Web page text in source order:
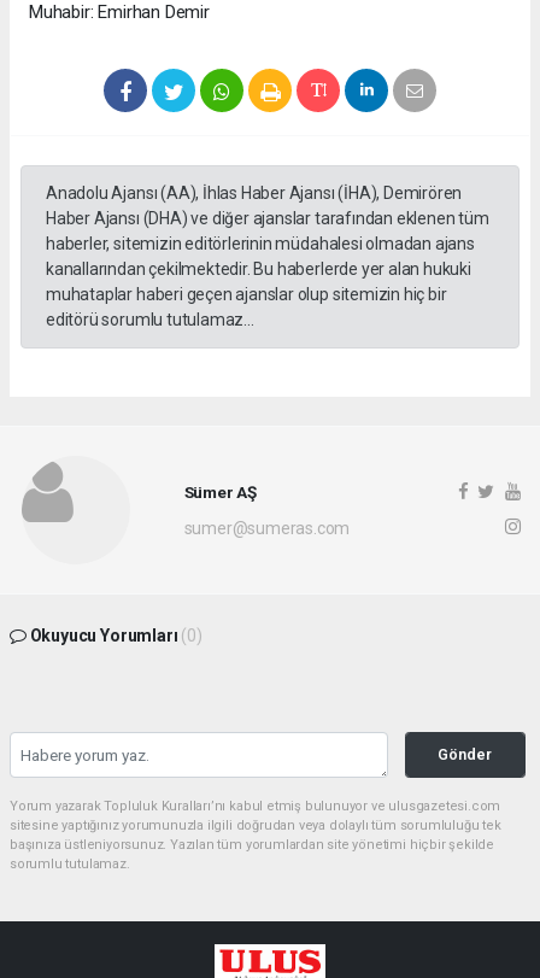
Muhabir: Emirhan Demir
Anadolu Ajansı (AA), İhlas Haber Ajansı (İHA), Demirören
Haber Ajansı (DHA) ve diğer ajanslar tarafından eklenen tüm
haberler, sitemizin editörlerinin müdahalesi olmadan ajans
kanallarından çekilmektedir. Bu haberlerde yer alan hukuki
muhataplar haberi geçen ajanslar olup sitemizin hiç bir
editörü sorumlu tutulamaz...
Sümer AŞ
sumer@sumeras.com
Okuyucu Yorumları (0)
Gönder
Yorum yazarak Topluluk Kuralları’nı kabul etmiş bulunuyor ve ulusgazetesi.com
sitesine yaptığınız yorumunuzla ilgili doğrudan veya dolaylı tüm sorumluluğu tek
başınıza üstleniyorsunuz. Yazılan tüm yorumlardan site yönetimi hiçbir şekilde
sorumlu tutulamaz.